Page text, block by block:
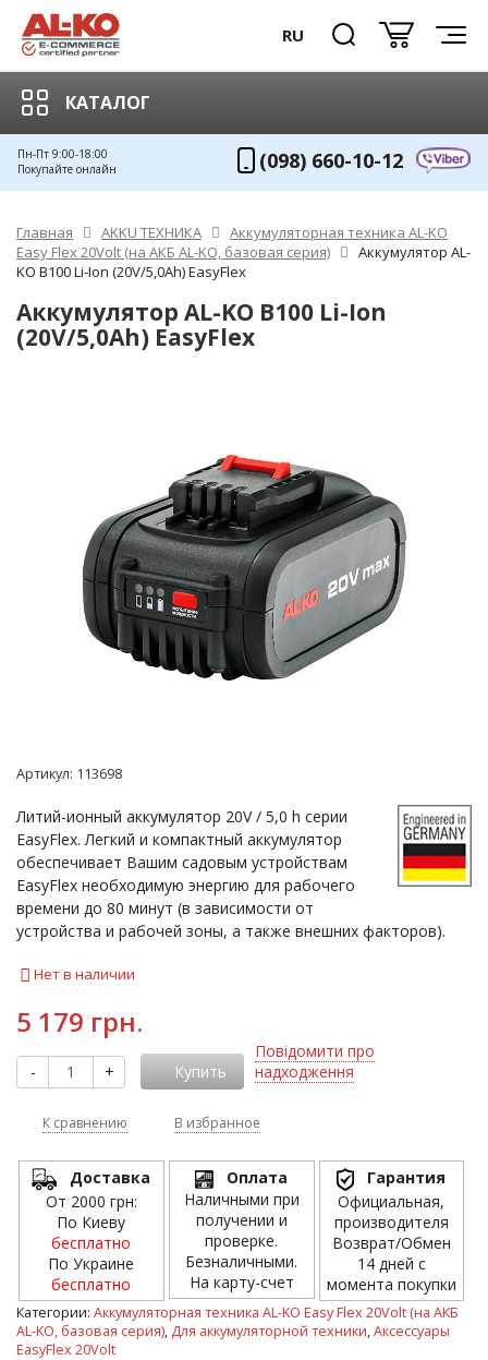
RU
КАТАЛОГ
Пн-Пт 9:00-18:00
Покупайте онлайн
(098) 660-10-12
Главная AKKU ТЕХНИКА
Аккумуляторная техника AL-KO
Easy Flex 20Volt (на АКБ AL-KO, базовая серия)
Аккумулятор AL-
KO B100 Li-Ion (20V/5,0Аh) EasyFlex
Аккумулятор AL-KO B100 Li-Ion
(20V/5,0Аh) EasyFlex
Артикул: 113698
Литий-ионный аккумулятор 20V / 5,0 h серии
EasyFlex. Легкий и компактный аккумулятор
обеспечивает Вашим садовым устройствам
EasyFlex необходимую энергию для рабочего
времени до 80 минут (в зависимости от
устройства и рабочей зоны, а также внешних факторов).
Нет в наличии
5 179 грн.
- + Купить
Повідомити про
надходження
К сравнению В избранное
Доставка
От 2000 грн:
По Киеву
бесплатно
По Украине
бесплатно
Оплата
Наличными при
получении и
проверке.
Безналичными.
На карту-счет
Гарантия
Официальная,
производителя
Возврат/Обмен
14 дней с
момента покупки
Категории: Аккумуляторная техника AL-KO Easy Flex 20Volt (на АКБ
AL-KO, базовая серия), Для аккумуляторной техники,Аксессуары
EasyFlex 20Volt